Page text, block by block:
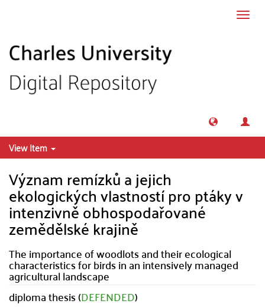
View Item
Význam remízků a jejich
ekologických vlastností pro ptáky v
intenzivně obhospodařované
zemědělské krajině
The importance of woodlots and their ecological
characteristics for birds in an intensively managed
agricultural landscape
diploma thesis (DEFENDED)